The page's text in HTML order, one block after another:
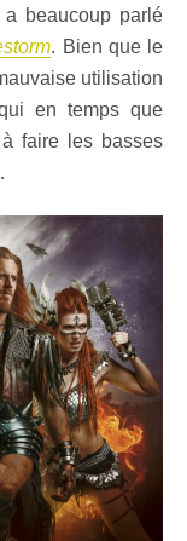
beaucoup parlé
. Bien que le
utilisation
en temps que
faire les basses